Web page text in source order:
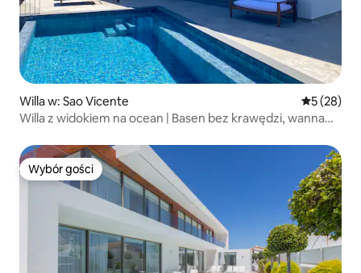
Willa w: Sao Vicente Średnia
5 (28)
Willa z widokiem na ocean | Basen bez krawędzi, wanna
Wybór gości
Wybór gości